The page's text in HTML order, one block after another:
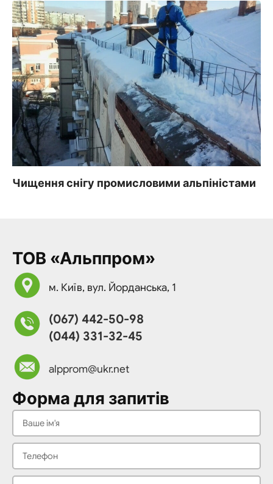
Чищення снігу промисловими альпіністами
ТОВ «Альппром»
м. Київ, вул. Йорданська, 1
(067) 442-50-98
(044) 331-32-45
alpprom@ukr.net
Форма для запитів